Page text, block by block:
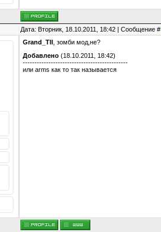
Дата: Вторник, 18.10.2011, 18:42 | Сообщение #
Grand_TII , зомби мод,не?
Добавлено (18.10.2011, 18:42)
---------------------------------------------
или arms как то так называется